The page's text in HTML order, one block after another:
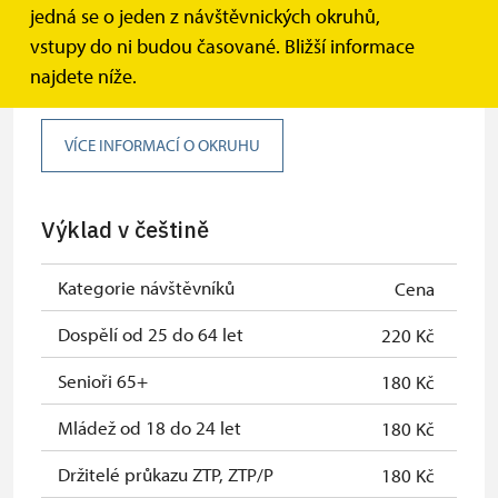
jedná se o jeden z návštěvnických okruhů,
vstupy do ni budou časované. Bližší informace
najdete níže.
Reprezentační prostory (základní
okruh)
VÍCE INFORMACÍ O OKRUHU
Výklad v češtině
Kategorie návštěvníků
Cena
Dospělí od 25 do 64 let
220 Kč
Senioři 65+
180 Kč
Mládež od 18 do 24 let
180 Kč
Držitelé průkazu ZTP, ZTP/P
180 Kč